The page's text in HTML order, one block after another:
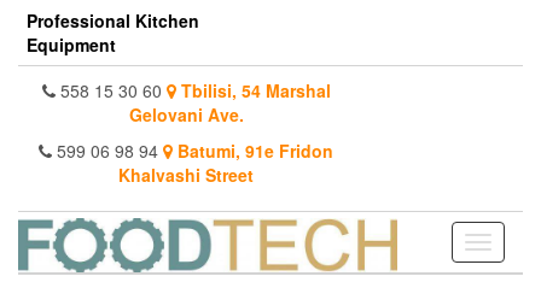
Skip
the
content
Professional Kitchen
Equipment
558 15 30 60
Tbilisi, 54 Marshal
Gelovani Ave.
599 06 98 94
Batumi, 91e Fridon
Khalvashi Street
Toggle